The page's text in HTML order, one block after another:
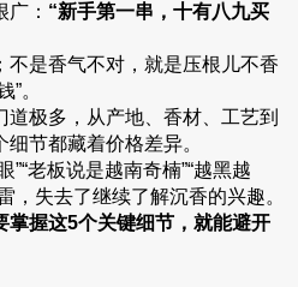
： “新手第一串，十有八九买
不是香气不对，就是压根儿不香
。
极多，从产地、香材、工艺到
节都藏着价格差异。
老板说是越南奇楠”“越黑越
，失去了继续了解沉香的兴趣。
掌握这5个关键细节，就能避开